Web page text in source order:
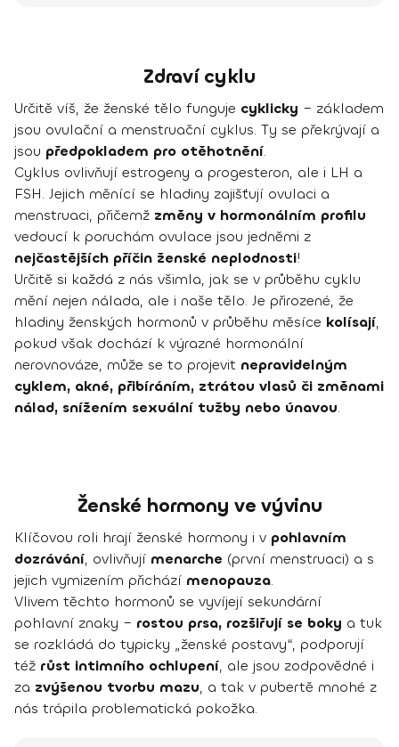
Zdraví cyklu
Určitě víš, že ženské tělo funguje cyklicky – základem
jsou ovulační a menstruační cyklus. Ty se překrývají a
jsou předpokladem pro otěhotnění.
Cyklus ovlivňují estrogeny a progesteron, ale i LH a
FSH. Jejich měnící se hladiny zajišťují ovulaci a
menstruaci, přičemž změny v hormonálním profilu
vedoucí k poruchám ovulace jsou jedněmi z
nejčastějších příčin ženské neplodnosti!
Určitě si každá z nás všimla, jak se v průběhu cyklu
mění nejen nálada, ale i naše tělo. Je přirozené, že
hladiny ženských hormonů v průběhu měsíce kolísají,
pokud však dochází k výrazné hormonální
nerovnováze, může se to projevit nepravidelným
cyklem, akné, přibíráním, ztrátou vlasů či změnami
nálad, snížením sexuální tužby nebo únavou.
Ženské hormony ve vývinu
Klíčovou roli hrají ženské hormony i v pohlavním
dozrávání, ovlivňují menarche (první menstruaci) a s
jejich vymizením přichází menopauza.
Vlivem těchto hormonů se vyvíjejí sekundární
pohlavní znaky – rostou prsa, rozšiřují se boky a tuk
se rozkládá do typicky „ženské postavy“, podporují
též růst intimního ochlupení, ale jsou zodpovědné i
za zvýšenou tvorbu mazu, a tak v pubertě mnohé z
nás trápila problematická pokožka.